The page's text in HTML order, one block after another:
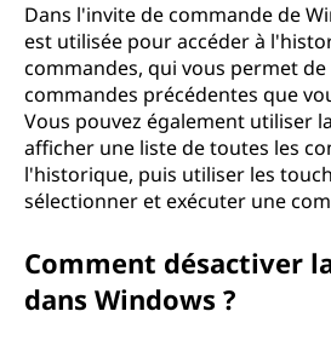
Dans l'invite de commande de
est utilisée pour accéder à
commandes, qui vous permet
commandes précédentes que
Vous pouvez également utiliser
afficher une liste de toutes les
l'historique, puis utiliser les
sélectionner et exécuter une
Comment désactiver
dans Windows ?